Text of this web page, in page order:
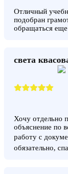
Отличный
подобран
обращаться еще
света
Хочу отдельно
объяснение по
работу с
обязательно,